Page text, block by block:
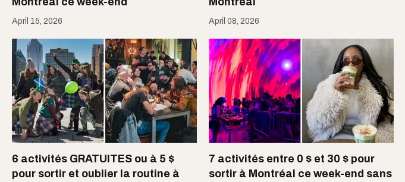
April 15, 2026 April 08, 2026
6 activités GRATUITES ou à 5 $
pour sortir et oublier la routine à
7 activités entre 0 $ et 30 $ pour
sortir à Montréal ce week-end sans